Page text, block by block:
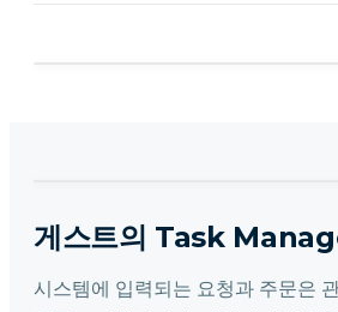
게스트의 Task
시스템에 입력되는 요청과 주문은